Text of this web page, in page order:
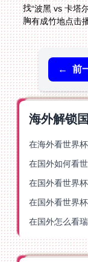
胸有成竹地点击
← 前
海外解锁